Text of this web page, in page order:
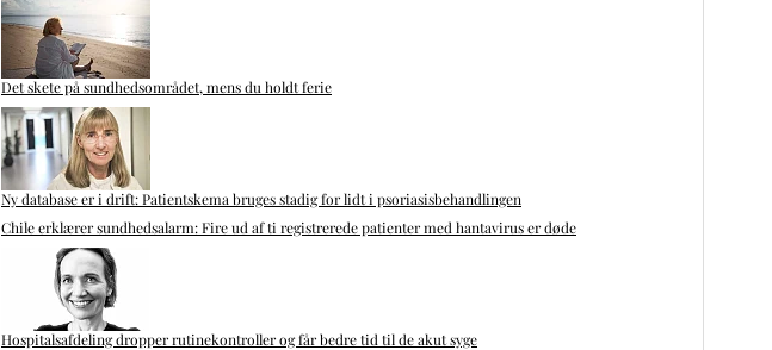
Det skete på sundhedsområdet, mens du holdt ferie
Ny database er i drift: Patientskema bruges stadig for lidt i psoriasisbehandlingen
Chile erklærer sundhedsalarm: Fire ud af ti registrerede patienter med hantavirus er døde
Hospitalsafdeling dropper rutinekontroller og får bedre tid til de akut syge